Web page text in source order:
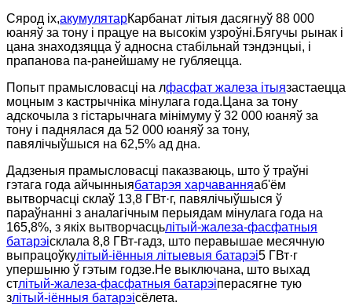
Сярод іх,акумулятарКарбанат літыя дасягнуў 88 000
юаняў за тону і працуе на высокім узроўні.Бягучы рынак і
цана знаходзяцца ў адносна стабільнай тэндэнцыі, і
прапанова па-ранейшаму не губляецца.
Попыт прамысловасці на лфасфат жалеза ітыязастаецца
моцным з кастрычніка мінулага года.Цана за тону
адскочыла з гістарычнага мінімуму ў 32 000 юаняў за
тону і паднялася да 52 000 юаняў за тону,
павялічыўшыся на 62,5% ад дна.
Дадзеныя прамысловасці паказваюць, што ў траўні
гэтага года айчынныябатарэя харчаванняаб'ём
вытворчасці склаў 13,8 ГВт·г, павялічыўшыся ў
параўнанні з аналагічным перыядам мінулага года на
165,8%, з якіх вытворчасцьлітый-жалеза-фасфатныя
батарэісклала 8,8 ГВт-гадз, што перавышае месячную
выпрацоўкулітый-іённыя літыевыя батарэі5 ГВт·г
упершыню ў гэтым годзе.Не выключана, што выхад
стлітый-жалеза-фасфатныя батарэіперасягне тую
злітый-іённыя батарэісёлета.